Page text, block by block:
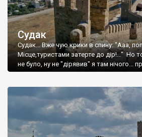
Судак
Судак... Вже чую крики в спину: "Ааа,
Місце,туристами затерте до дір!..." Но
не було, ну не "дірявив" я там нічого...